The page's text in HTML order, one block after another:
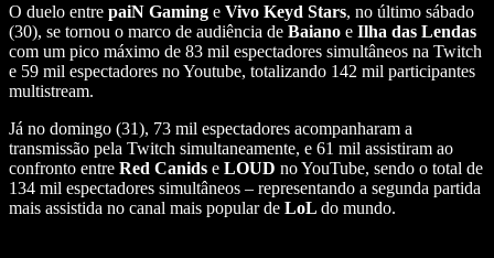
O duelo entre paiN Gaming e Vivo Keyd Stars, no último sábado
(30), se tornou o marco de audiência de Baiano e Ilha das Lendas
com um pico máximo de 83 mil espectadores simultâneos na Twitch
e 59 mil espectadores no Youtube, totalizando 142 mil participantes
multistream.
Já no domingo (31), 73 mil espectadores acompanharam a
transmissão pela Twitch simultaneamente, e 61 mil assistiram ao
confronto entre Red Canids e LOUD no YouTube, sendo o total de
134 mil espectadores simultâneos – representando a segunda partida
mais assistida no canal mais popular de LoL do mundo.